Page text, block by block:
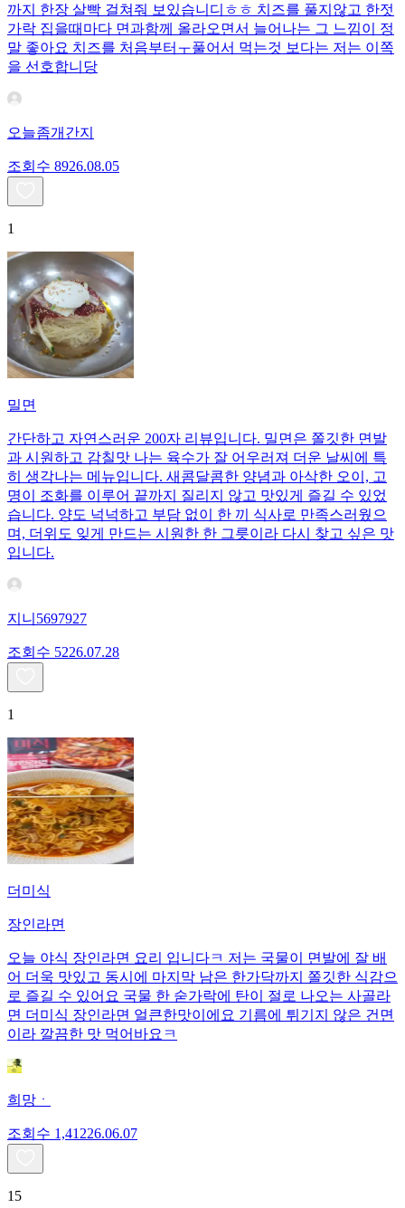
까지 한장 살빡 걸쳐줘 보있습니디ㅎㅎ 치즈를 풀지않고 한젓
가락 집을때마다 면과함께 올라오면서 늘어나는 그 느낌이 정
말 좋아요 치즈를 처음부터ㅜ풀어서 먹는것 보다는 저는 이쪽
을 선호합니당
오늘좀개간지
조회수 8926.08.05
1
밀면
간단하고 자연스러운 200자 리뷰입니다. 밀면은 쫄깃한 면발
과 시원하고 감칠맛 나는 육수가 잘 어우러져 더운 날씨에 특
히 생각나는 메뉴입니다. 새콤달콤한 양념과 아삭한 오이, 고
명이 조화를 이루어 끝까지 질리지 않고 맛있게 즐길 수 있었
습니다. 양도 넉넉하고 부담 없이 한 끼 식사로 만족스러웠으
며, 더위도 잊게 만드는 시원한 한 그릇이라 다시 찾고 싶은 맛
입니다.
지니5697927
조회수 5226.07.28
1
더미식
장인라면
오늘 야식 장인라면 요리 입니다ㅋ 저는 국물이 면발에 잘 배
어 더욱 맛있고 동시에 마지막 남은 한가닥까지 쫄깃한 식감으
로 즐길 수 있어요 국물 한 숟가락에 탄이 절로 나오는 사골라
면 더미식 장인라면 얼큰한맛이에요 기름에 튀기지 않은 건면
이라 깔끔한 맛 먹어바요ㅋ
희망ㆍ
조회수 1,41226.06.07
15